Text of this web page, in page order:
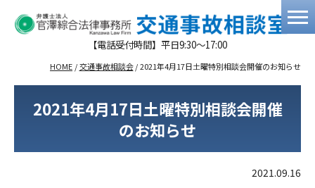
【電話受付時間】平日9:30～17:00
HOME / 交通事故相談会 /2021年4月17日土曜特別相談会開催のお知らせ
2021年4月17日土曜特別相談会開催
のお知らせ
2021.09.16